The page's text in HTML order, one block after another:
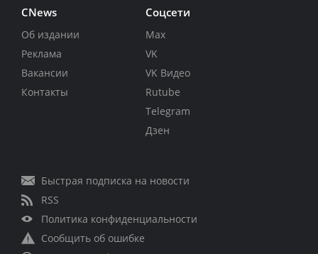
CNews
Об издании
Реклама
Вакансии
Контакты
Соцсети
Max
VK
VK Видео
Rutube
Telegram
Дзен
Быстрая подписка на новости
RSS
Политика конфиденциальности
Сообщить об ошибке